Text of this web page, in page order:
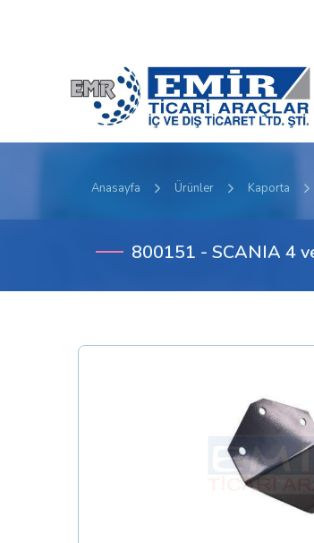
Anasayfa Ürünler Kaporta
800151 - SCANIA 4